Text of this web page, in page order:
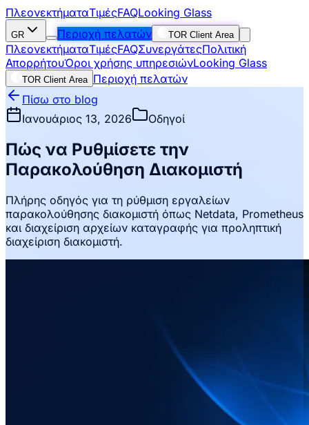
ΠλεονεκτήματαΤιμέςFAQLooking Glass
GR Περιοχή πελατών TOR Client Area
ΠλεονεκτήματαΤιμέςFAQΣυνεργάτεςΠολιτική
ΑπορρήτουΌροι χρήσης υπηρεσιώνLooking Glass
TOR Client Area Περιοχή πελατών
Πίσω στο blog
Ιανουάριος 13, 2026
Οδηγοί
Πώς να Ρυθμίσετε την
Παρακολούθηση Διακομιστή
Πλήρης οδηγός για τη ρύθμιση εργαλείων
παρακολούθησης διακομιστή όπως Netdata, Prometheus
και διαχείριση αρχείων καταγραφής για προληπτική
διαχείριση διακομιστή.